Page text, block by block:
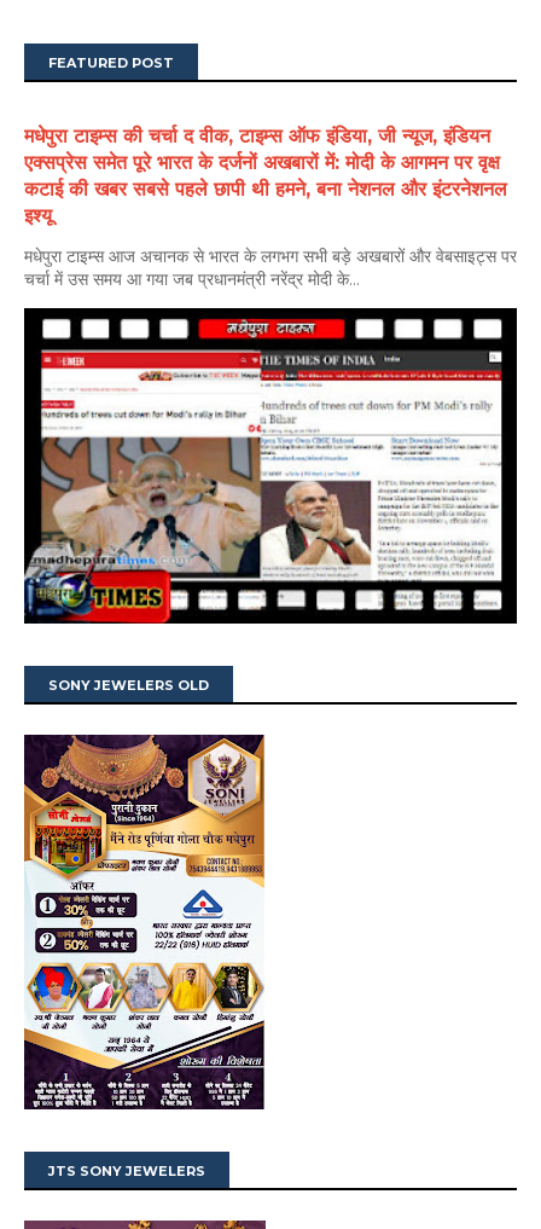
FEATURED POST
मधेपुरा टाइम्स की चर्चा द वीक, टाइम्स ऑफ इंडिया, जी न्यूज, इंडियन
एक्सप्रेस समेत पूरे भारत के दर्जनों अखबारों में: मोदी के आगमन पर वृक्ष
कटाई की खबर सबसे पहले छापी थी हमने, बना नेशनल और इंटरनेशनल
इश्यू
मधेपुरा टाइम्स आज अचानक से भारत के लगभग सभी बड़े अखबारों और वेबसाइट्स पर
चर्चा में उस समय आ गया जब प्रधानमंत्री नरेंद्र मोदी के...
SONY JEWELERS OLD
JTS SONY JEWELERS